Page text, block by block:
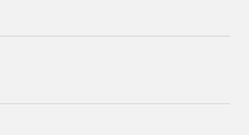
FIPS 256-битовое